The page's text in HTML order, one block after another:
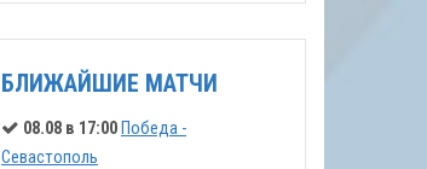
БЛИЖАЙШИЕ МАТЧИ
08.08 в 17:00Победа -
Севастополь